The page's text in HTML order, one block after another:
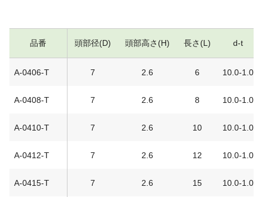
品番 頭部径(D) 頭部高さ(H) 長さ(L) d-t
A-0406-T 7 2.6 6 10.0-1.0
A-0408-T 7 2.6 8 10.0-1.0
A-0410-T 7 2.6 10 10.0-1.0
A-0412-T 7 2.6 12 10.0-1.0
A-0415-T 7 2.6 15 10.0-1.0